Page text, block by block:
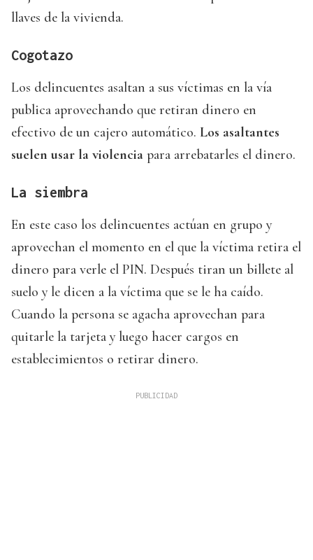
llaves de la vivienda.
Cogotazo
Los delincuentes asaltan a sus víctimas en la vía
publica aprovechando que retiran dinero en
efectivo de un cajero automático. Los asaltantes
suelen usar la violencia para arrebatarles el dinero.
La siembra
En este caso los delincuentes actúan en grupo y
aprovechan el momento en el que la víctima retira el
dinero para verle el PIN. Después tiran un billete al
suelo y le dicen a la víctima que se le ha caído.
Cuando la persona se agacha aprovechan para
quitarle la tarjeta y luego hacer cargos en
establecimientos o retirar dinero.